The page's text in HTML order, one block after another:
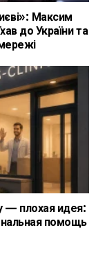
Максим
до України та
— плохая идея:
помощь